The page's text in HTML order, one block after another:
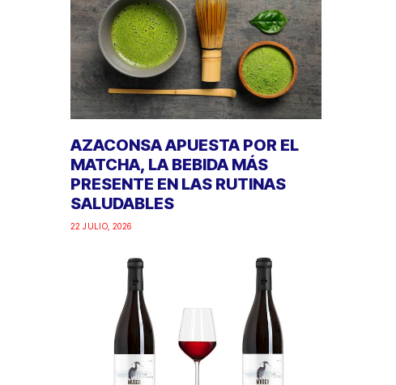
AZACONSA APUESTA POR EL
MATCHA, LA BEBIDA MÁS
PRESENTE EN LAS RUTINAS
SALUDABLES
22 JULIO, 2026